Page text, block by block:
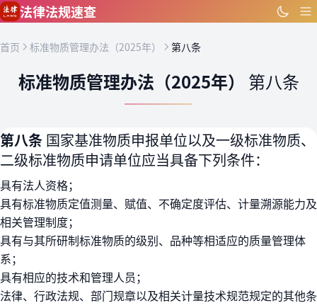
跳到主要内容
法律法规速查
首页 标准物质管理办法（2025年） 第八条
标准物质管理办法（2025年） 第八条
第八条 国家基准物质申报单位以及一级标准物质、
二级标准物质申请单位应当具备下列条件：
具有法人资格；
具有标准物质定值测量、赋值、不确定度评估、计量溯源能力及
相关管理制度；
具有与其所研制标准物质的级别、品种等相适应的质量管理体
系；
具有相应的技术和管理人员；
法律、行政法规、部门规章以及相关计量技术规范规定的其他条